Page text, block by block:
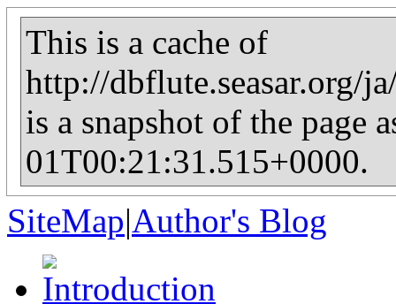
This is a cache of
http://dbflute.seasar.org/
is a snapshot of the page
01T00:21:31.515+0000.
SiteMap|Author's Blog